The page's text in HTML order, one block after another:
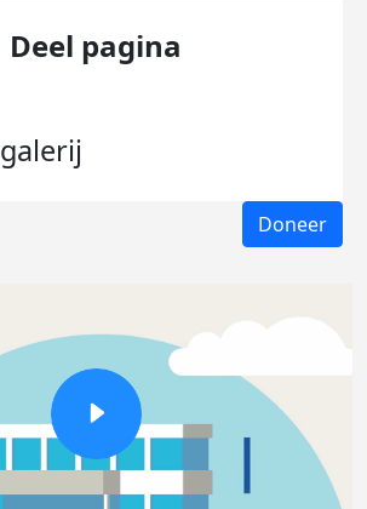
Deel pagina
galerij
Doneer